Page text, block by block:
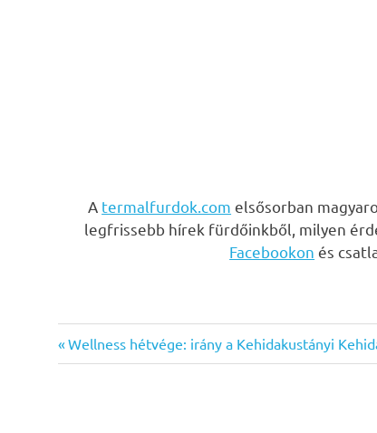
A termalfurdok.com elsősorban
legfrissebb hírek fürdőinkből, milyen
Facebookon és
Bejegyzés
Previous
Post:
Wellness hétvége: irány a Kehidakustányi